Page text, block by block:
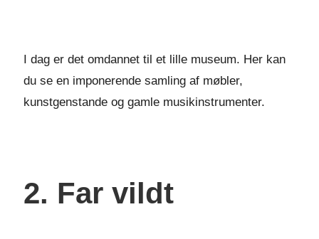
I dag er det omdannet til et lille museum. Her kan
du se en imponerende samling af møbler,
kunstgenstande og gamle musikinstrumenter.
2. Far vildt